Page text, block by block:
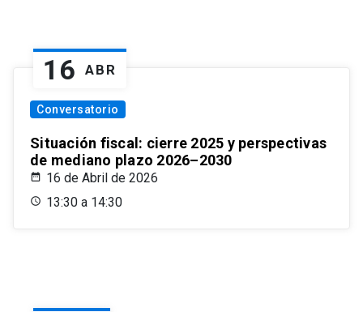
16 ABR
Conversatorio
Situación fiscal: cierre 2025 y perspectivas
de mediano plazo 2026–2030
16 de Abril de 2026
13:30 a 14:30